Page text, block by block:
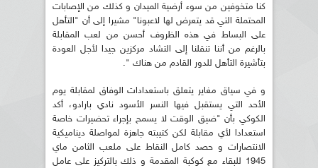
كنا متخوفين من سوء أرضية الميدان و كذلك من الإصابات
المحتملة التي قد يتعرض لها لاعبونا" مشيرا إلى أن "التأهل
على البساط في هذه الظروف أحسن من لعب المقابلة
بالرغم من أننا تنقلنا إلى التشاد مركزين جيدا لأجل العودة
بتأشيرة التأهل للدور القادم من هناك ".
و في سياق مغاير يتعلق باستعدادات الوفاق لمقابلة يوم
الأحد التي يستقبل فيها النسر الأسود نادي بارادو، أكد
الكوكي بأن "ضيق الوقت لا يسمح بإجراء تحضيرات خاصة
استعدادا لأي مقابلة لكن كتيبته جاهزة لمواصلة ديناميكية
الانتصارات و حصد كامل النقاط على ملعب الثامن ماي
1945 للبقاء مع كوكبة المقدمة و ذلك بالتركيز على عامل